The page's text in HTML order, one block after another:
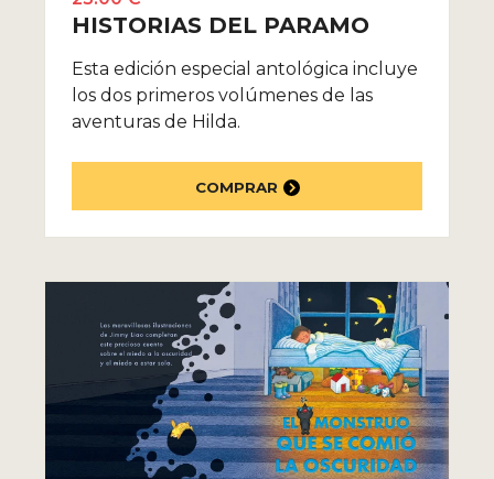
HISTORIAS DEL PARAMO
Esta edición especial antológica incluye
los dos primeros volúmenes de las
aventuras de Hilda.
COMPRAR